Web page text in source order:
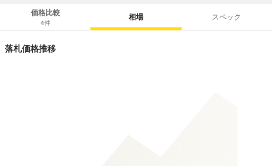
価格比較
4件
相場 スペック
落札価格推移